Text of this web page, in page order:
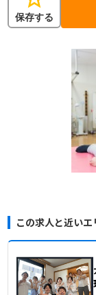
保存する
この求人と近い